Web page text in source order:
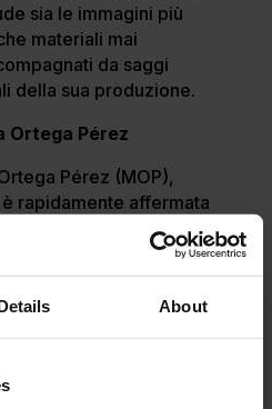
About
sia le immagini più
materiali mai
da saggi
della sua produzione.
Ortega Pérez
Pérez (MOP),
rapidamente affermata
per le arti visive.
situato nella zona
la fondazione è
la fotografia, la moda
Untold Stories